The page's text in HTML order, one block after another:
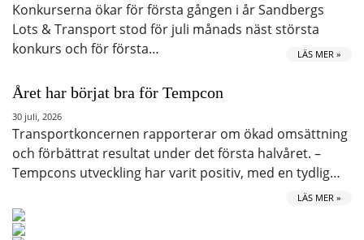
Konkurserna ökar för första gången i år Sandbergs
Lots & Transport stod för juli månads näst största
konkurs och för första…
LÄS MER »
Året har börjat bra för Tempcon
30 juli, 2026
Transportkoncernen rapporterar om ökad omsättning
och förbättrat resultat under det första halvåret. –
Tempcons utveckling har varit positiv, med en tydlig…
LÄS MER »